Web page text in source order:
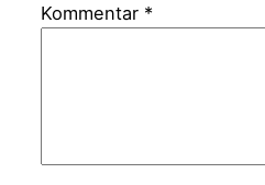
Kommentar *